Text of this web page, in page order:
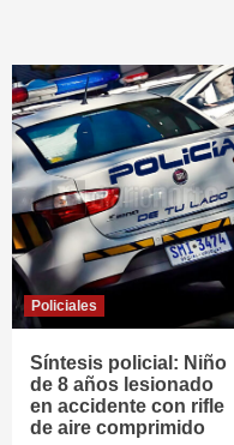
Policiales
Síntesis policial: Niño
de 8 años lesionado
en accidente con rifle
de aire comprimido